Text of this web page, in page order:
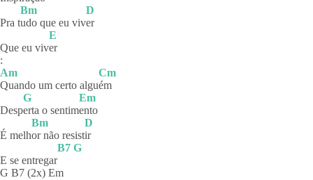
Pra t
Bm
udo que eu viv
D
er
Que eu viv
E
er
:
Am
Quando um certo algu
Cm
ém
Desp
G
erta o sentim
Em
ento
É melh
Bm
or não resist
D
ir
E se entregar
B7 G
G B7 (2x) Em